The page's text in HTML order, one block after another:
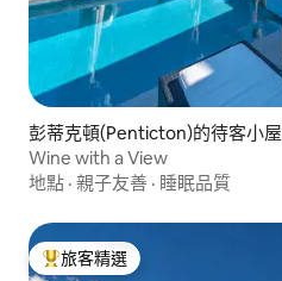
彭蒂克頓(Penticton)的待客小屋
Wine with a View
地點 · 親子友善 · 睡眠品質
旅客精選榜首
旅客精選